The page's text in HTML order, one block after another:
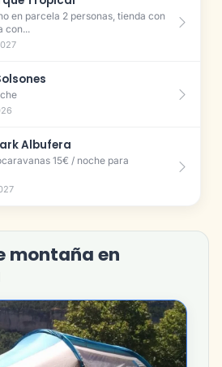
en parcela 2 personas, tienda con
con...
Albufera
15€ / noche para
montaña en